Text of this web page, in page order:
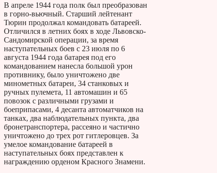
В апреле 1944 года полк был преобразован
в горно-вьючный. Старший лейтенант
Тюрин продолжал командовать батареей.
Отличился в летних боях в ходе Львовско-
Сандомирской операции, за время
наступательных боев с 23 июля по 6
августа 1944 года батарея под его
командованием нанесла большой урон
противнику, было уничтожено две
минометных батареи, 34 станковых и
ручных пулемета, 11 автомашин и 65
повозок с различными грузами и
боеприпасами, 4 десанта автоматчиков на
танках, два наблюдательных пункта, два
бронетранспортера, рассеяно и частично
уничтожено до трех рот гитлеровцев. За
умелое командование батареей в
наступательных боях представлен к
награждению орденом Красного Знамени.